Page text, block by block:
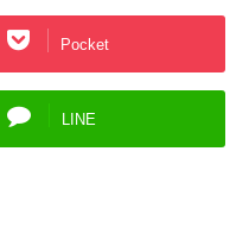
Pocket
LINE